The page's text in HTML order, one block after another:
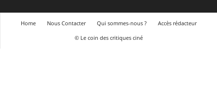
Home Nous Contacter Qui sommes-nous ?
Accès rédacteur
© Le coin des critiques ciné